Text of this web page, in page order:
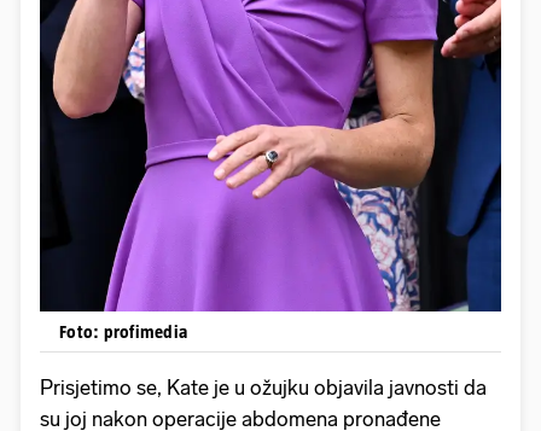
Foto: profimedia
Prisjetimo se, Kate je u ožujku objavila javnosti da
su joj nakon operacije abdomena pronađene